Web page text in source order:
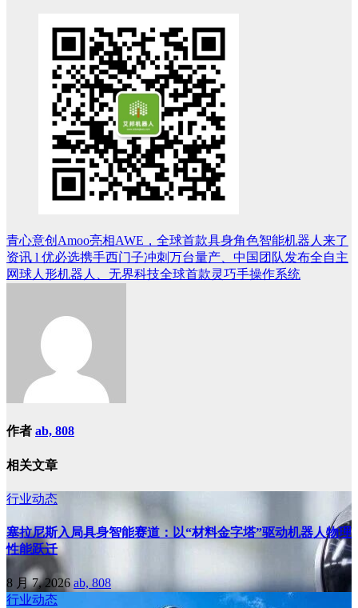
文
章
青心意创Amoo亮相AWE，全球首款具身角色智能机器人来了
资讯 l 优必选携手西门子冲刺万台量产、中国团队发布全自主
网球人形机器人、无界科技全球首款灵巧手操作系统
作者 ab, 808
相关文章
行业动态
塞拉尼斯入局具身智能赛道：以“材料金字塔”驱动机器人物理
性能跃迁
8 月 7, 2026 ab, 808
行业动态